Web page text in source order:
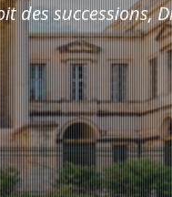
des successions,